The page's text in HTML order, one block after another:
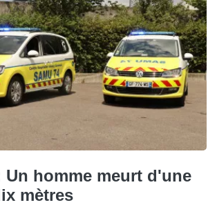
Un homme meurt d'une
mètres